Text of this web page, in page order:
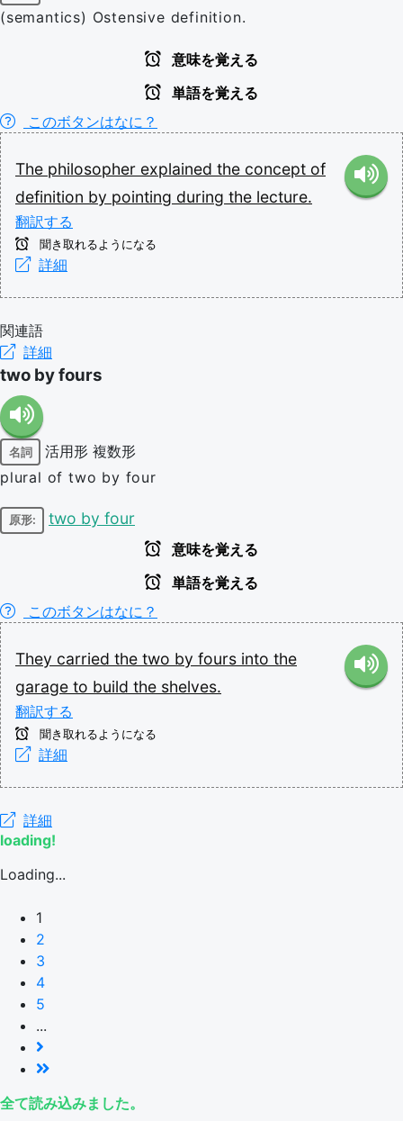
(semantics) Ostensive definition.
意味を覚える
単語を覚える
このボタンはなに？
The philosopher explained the concept of
definition by pointing during the lecture.
翻訳する
聞き取れるようになる
詳細
関連語
詳細
two by fours
名詞 活用形 複数形
plural of two by four
原形: two by four
意味を覚える
単語を覚える
このボタンはなに？
They carried the two by fours into the
garage to build the shelves.
翻訳する
聞き取れるようになる
詳細
詳細
loading!
Loading...
1
2
3
4
5
...
全て読み込みました。